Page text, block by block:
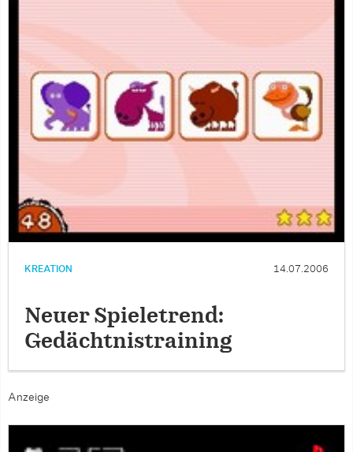
KREATION 14.07.2006
Neuer Spieletrend:
Gedächtnistraining
Anzeige